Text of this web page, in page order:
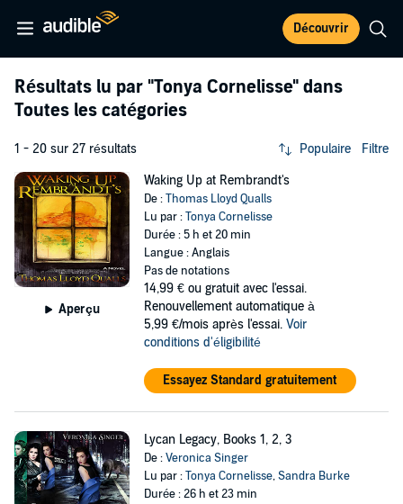
Découvrir
Résultats lu par "Tonya Cornelisse" dans
Toutes les catégories
1 - 20 sur 27 résultats Populaire Filtre
Aperçu
Waking Up at Rembrandt's
De :Thomas Lloyd Qualls
Lu par :Tonya Cornelisse
Durée : 5 h et 20 min
Langue : Anglais
Pas de notations
14,99 € ou gratuit avec l'essai.
Renouvellement automatique à
5,99 €/mois après l'essai. Voir
conditions d'éligibilité
Essayez Standard gratuitement
Lycan Legacy, Books 1, 2, 3
De :Veronica Singer
Lu par :Tonya Cornelisse,Sandra Burke
Durée : 26 h et 23 min